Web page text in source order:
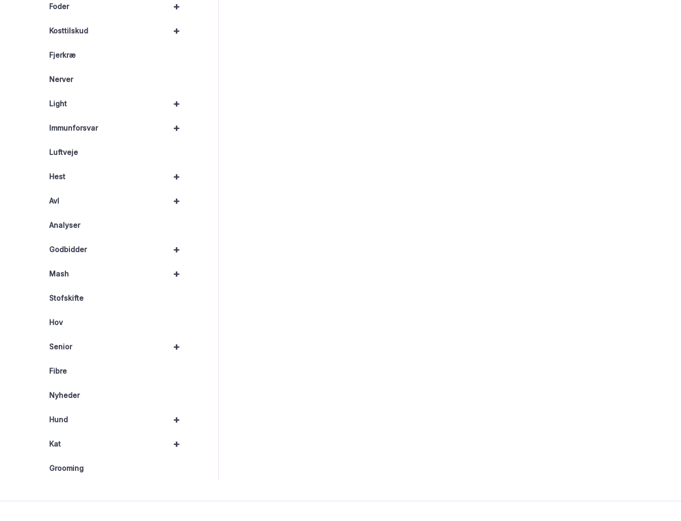
+
Foder
+
Kosttilskud
Fjerkræ
Nerver
+
Light
+
Immunforsvar
Luftveje
+
Hest
+
Avl
Analyser
+
Godbidder
+
Mash
Stofskifte
Hov
+
Senior
Fibre
Nyheder
+
Hund
+
Kat
Grooming